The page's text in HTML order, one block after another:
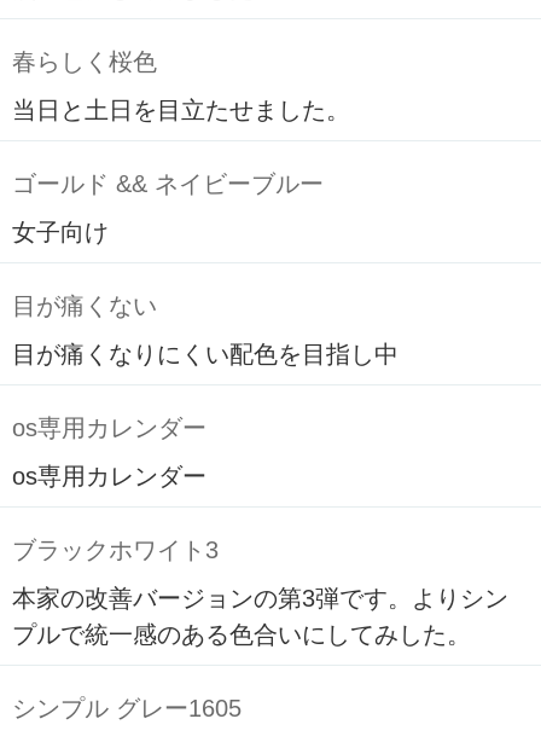
春らしく桜色
当日と土日を目立たせました。
ゴールド && ネイビーブルー
女子向け
目が痛くない
目が痛くなりにくい配色を目指し中
os専用カレンダー
os専用カレンダー
ブラックホワイト3
本家の改善バージョンの第3弾です。よりシン
プルで統一感のある色合いにしてみした。
シンプル グレー1605